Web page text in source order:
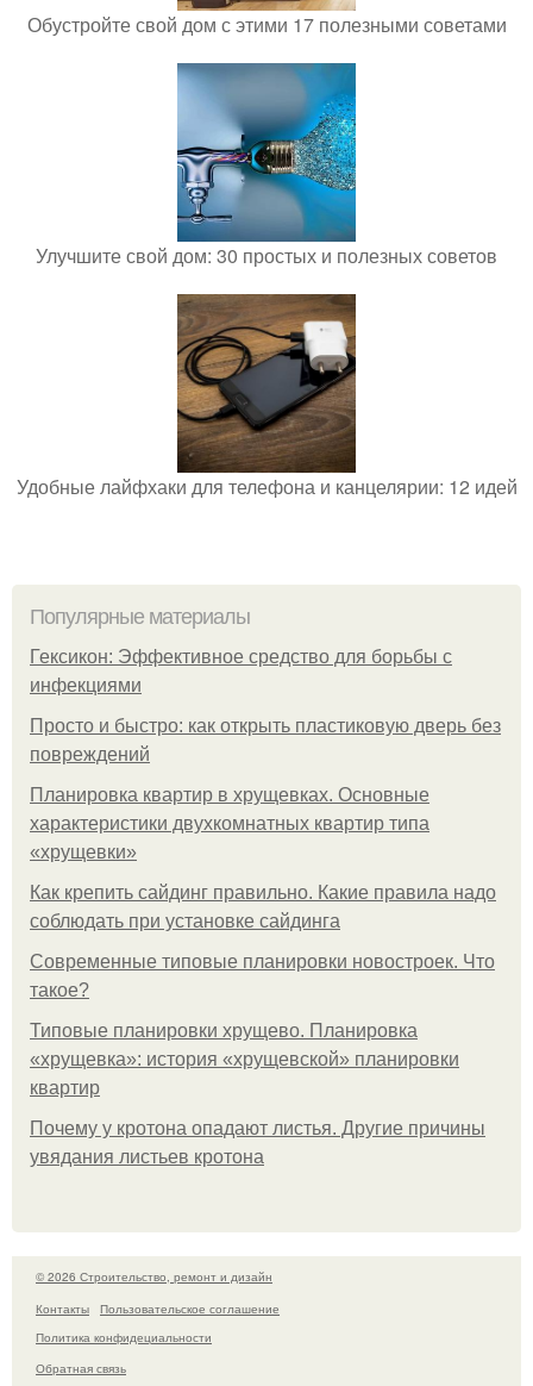
Обустройте свой дом с этими 17 полезными советами
Улучшите свой дом: 30 простых и полезных советов
Удобные лайфхаки для телефона и канцелярии: 12 идей
Популярные материалы
Гексикон: Эффективное средство для борьбы с
инфекциями
Просто и быстро: как открыть пластиковую дверь без
повреждений
Планировка квартир в хрущевках. Основные
характеристики двухкомнатных квартир типа
«хрущевки»
Как крепить сайдинг правильно. Какие правила надо
соблюдать при установке сайдинга
Современные типовые планировки новостроек. Что
такое?
Типовые планировки хрущево. Планировка
«хрущевка»: история «хрущевской» планировки
квартир
Почему у кротона опадают листья. Другие причины
увядания листьев кротона
© 2026 Строительство, ремонт и дизайн
Контакты
Пользовательское соглашение
Политика конфидециальности
Обратная связь